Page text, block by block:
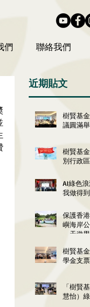
們 聯絡我們
近期貼文
樹賢基
議圓滿
樹賢基
別行政
AI綠色
我做得
行
保護香
嶼海岸
一天遊
樹賢基
學金支
「樹賢
慧怡）